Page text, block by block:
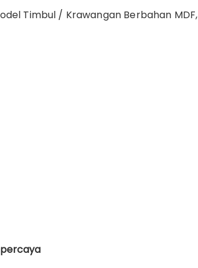
Timbul / Krawangan Berbahan MDF,